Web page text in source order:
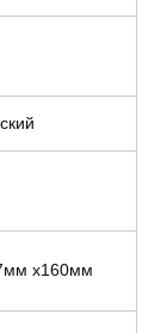
х160мм